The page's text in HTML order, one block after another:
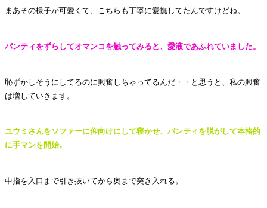
まあその様子が可愛くて、こちらも丁寧に愛撫してたんですけどね。
パンティをずらしてオマンコを触ってみると、愛液であふれていました。
恥ずかしそうにしてるのに興奮しちゃってるんだ・・と思うと、私の興奮
は増していきます。
ユウミさんをソファーに仰向けにして寝かせ、パンティを脱がして本格的
に手マンを開始。
中指を入口まで引き抜いてから奥まで突き入れる。